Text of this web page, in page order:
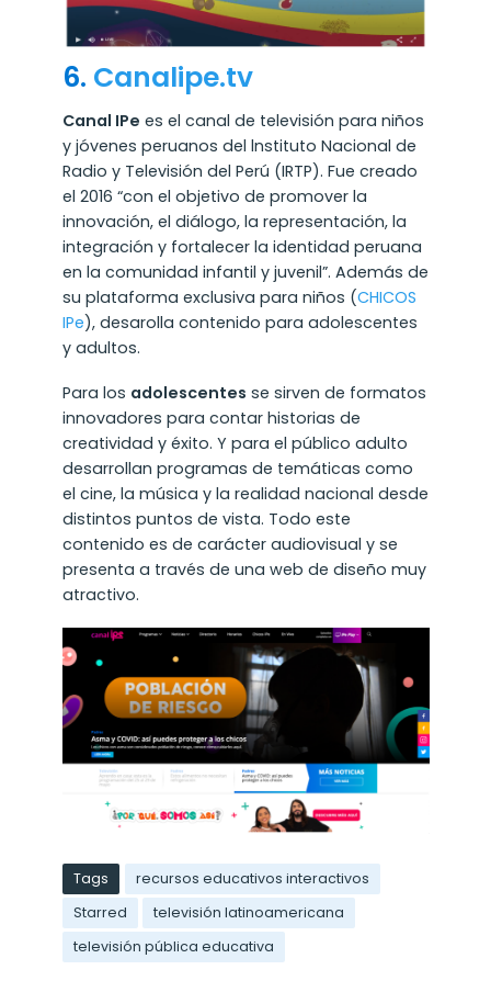
6. Canalipe.tv
Canal IPe es el canal de televisión para niños
y jóvenes peruanos del lnstituto Nacional de
Radio y Televisión del Perú (IRTP). Fue creado
el 2016 “con el objetivo de promover la
innovación, el diálogo, la representación, la
integración y fortalecer la identidad peruana
en la comunidad infantil y juvenil”. Además de
su plataforma exclusiva para niños (CHICOS
IPe), desarolla contenido para adolescentes
y adultos.
Para los adolescentes se sirven de formatos
innovadores para contar historias de
creatividad y éxito. Y para el público adulto
desarrollan programas de temáticas como
el cine, la música y la realidad nacional desde
distintos puntos de vista. Todo este
contenido es de carácter audiovisual y se
presenta a través de una web de diseño muy
atractivo.
Tags
recursos educativos interactivos
Starred
televisión latinoamericana
televisión pública educativa